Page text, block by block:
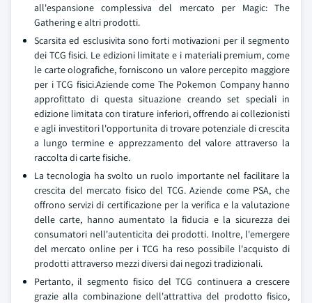
all'espansione complessiva del mercato per Magic: The
Gathering e altri prodotti.
Scarsita ed esclusivita sono forti motivazioni per il segmento
dei TCG fisici. Le edizioni limitate e i materiali premium, come
le carte olografiche, forniscono un valore percepito maggiore
per i TCG fisici.Aziende come The Pokemon Company hanno
approfittato di questa situazione creando set speciali in
edizione limitata con tirature inferiori, offrendo ai collezionisti
e agli investitori l'opportunita di trovare potenziale di crescita
a lungo termine e apprezzamento del valore attraverso la
raccolta di carte fisiche.
La tecnologia ha svolto un ruolo importante nel facilitare la
crescita del mercato fisico del TCG. Aziende come PSA, che
offrono servizi di certificazione per la verifica e la valutazione
delle carte, hanno aumentato la fiducia e la sicurezza dei
consumatori nell'autenticita dei prodotti. Inoltre, l'emergere
del mercato online per i TCG ha reso possibile l'acquisto di
prodotti attraverso mezzi diversi dai negozi tradizionali.
Pertanto, il segmento fisico del TCG continuera a crescere
grazie alla combinazione dell'attrattiva del prodotto fisico,